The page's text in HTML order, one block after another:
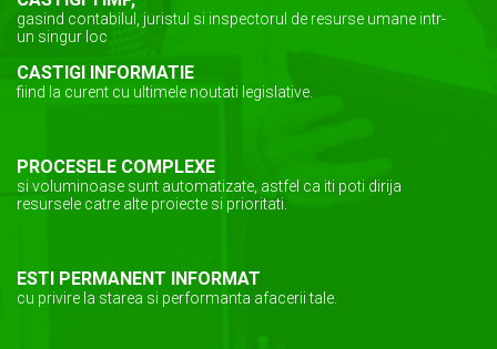
gasind contabilul, juristul si inspectorul de resurse umane intr-
un singur loc
CASTIGI INFORMATIE
fiind la curent cu ultimele noutati legislative.
PROCESELE COMPLEXE
si voluminoase sunt automatizate, astfel ca iti poti dirija
resursele catre alte proiecte si prioritati.
ESTI PERMANENT INFORMAT
cu privire la starea si performanta afacerii tale.